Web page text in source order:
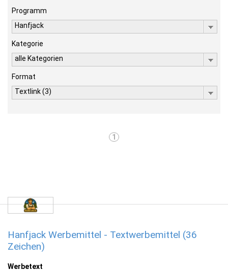
Programm
Hanfjack
Kategorie
alle Kategorien
Format
Textlink (3)
1
Hanfjack Werbemittel - Textwerbemittel (36
Zeichen)
Werbetext